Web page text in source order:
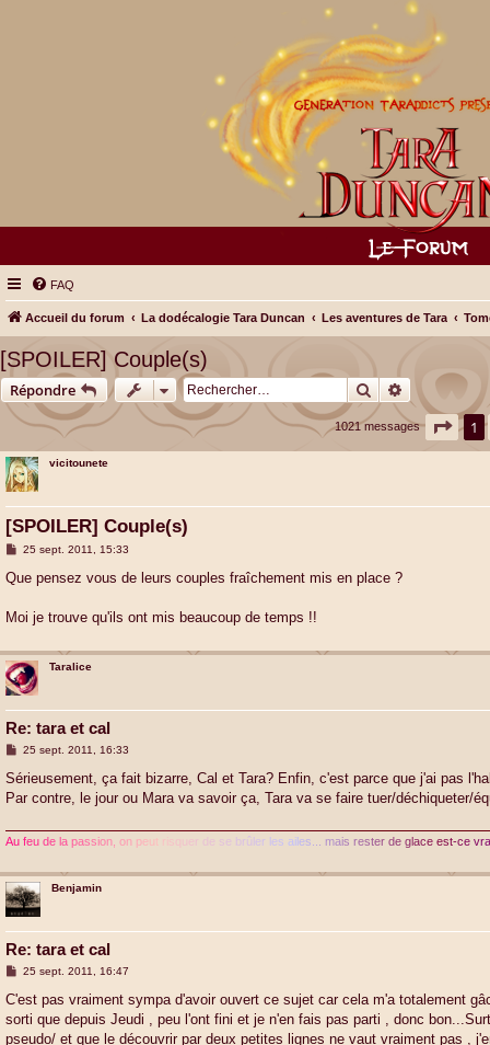
FAQ
Accueil du forum La dodécalogie Tara Duncan Les aventures de Tara
[SPOILER] Couple(s)
Répondre RechercherRecherche
1021 messages Page
1
vicitounete
[SPOILER] Couple(s)
M
s
g
25 sept. 2011, 15:33
Que pensez vous de leurs couples fraîchement mis en place ?
Moi je trouve qu'ils ont mis beaucoup de temps !!
Taralice
Re: tara et cal
M
s
a
25 sept. 2011, 16:33
Sérieusement, ça fait bizarre, Cal et Tara? Enfin, c'est parce que j'ai pas
Par contre, le jour ou Mara va savoir ça, Tara va se faire tuer/déchiqueter/
Au feu de a passion on peut r s que r e se rû er es ai es mais rester de gace est-ce vra
Benjamin
Re: tara et cal
M
s
a
g
25 sept. 2011, 16:47
C'est pas vraiment sympa d'avoir ouvert ce sujet car cela m'a totalement
sorti que depuis Jeudi , peu l'ont fini et je n'en fais pas parti , donc
pseudo/ et que le découvrir par deux petites lignes ne vaut vraiment pas ,